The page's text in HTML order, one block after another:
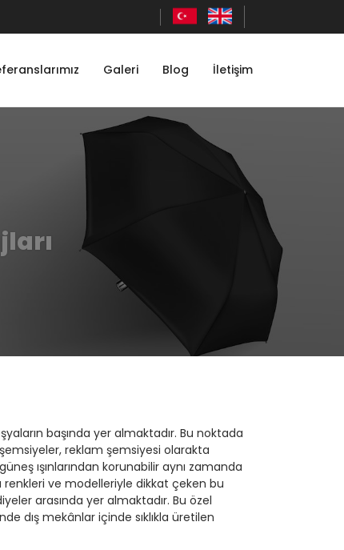
Galeri Blog İletişim
başında yer almaktadır. Bu noktada
reklam şemsiyesi olarakta
ışınlarından korunabilir aynı zamanda
renkleri ve modelleriyle dikkat çeken bu
arasında yer almaktadır. Bu özel
dış mekânlar içinde sıklıkla üretilen